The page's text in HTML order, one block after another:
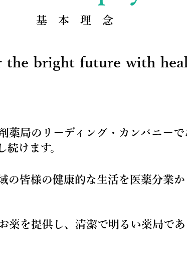
基 本 理 念
the bright future with
薬局のリーディング・カンパニー
けます。
の皆様の健康的な生活を医薬分業
薬を提供し、清潔で明るい薬局で